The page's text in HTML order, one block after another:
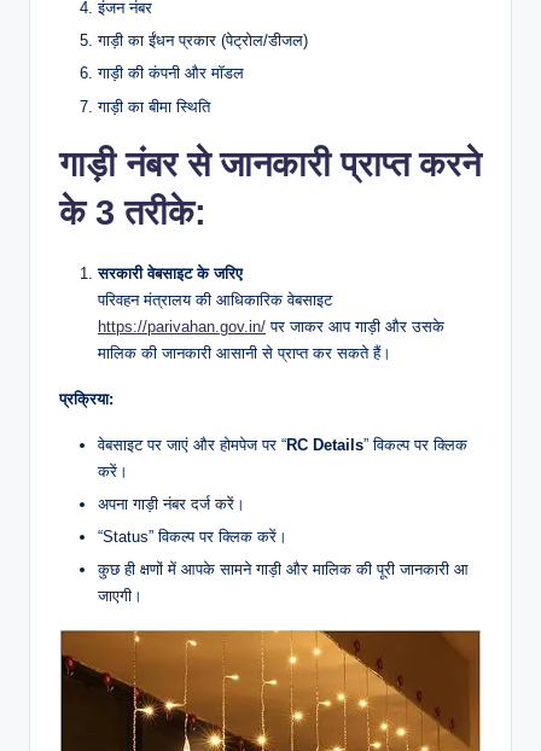
इंजन नंबर
गाड़ी का ईंधन प्रकार (पेट्रोल/डीजल)
गाड़ी की कंपनी और मॉडल
गाड़ी का बीमा स्थिति
गाड़ी नंबर से जानकारी प्राप्त करने
के 3 तरीके:
सरकारी वेबसाइट के जरिए
परिवहन मंत्रालय की आधिकारिक वेबसाइट
https://parivahan.gov.in/ पर जाकर आप गाड़ी और उसके
मालिक की जानकारी आसानी से प्राप्त कर सकते हैं।
प्रक्रिया:
वेबसाइट पर जाएं और होमपेज पर “RC Details” विकल्प पर क्लिक
करें।
अपना गाड़ी नंबर दर्ज करें।
“Status” विकल्प पर क्लिक करें।
कुछ ही क्षणों में आपके सामने गाड़ी और मालिक की पूरी जानकारी आ
जाएगी।